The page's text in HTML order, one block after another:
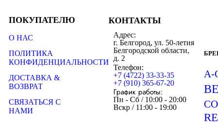
ПОКУПАТЕЛЮ
О НАС
ПОЛИТИКА
КОНФИДЕНЦИАЛЬНОСТИ
ДОСТАВКА &
ВОЗВРАТ
СВЯЗАТЬСЯ С
НАМИ
КОНТАКТЫ
Адрес:
г. Белгород, ул. 50-летия
Белгородской области,
д. 2
Телефон:
+7 (4722) 33-33-35
+7 (910) 365-67-20
График работы:
Пн - Сб / 10:00 - 20:00
Вскр / 11:00 - 19:00
A-